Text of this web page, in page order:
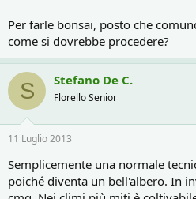
Per farle bonsai, posto che
come si dovrebbe procedere?
S Stefano De C.
Florello Senior
11 Luglio 2013
Semplicemente una normale
poiché diventa un bell'albero. In